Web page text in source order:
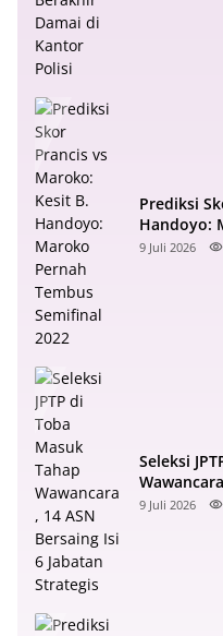
Prediksi
Handoyo:
Semifinal
9 Juli 2026
Seleksi
Strategis
9 Juli 2026